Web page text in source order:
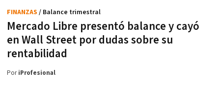
Mercado Libre presentó balance y cayó
en Wall Street por dudas sobre su
rentabilidad
FINANZAS / Balance trimestral
PoriProfesional